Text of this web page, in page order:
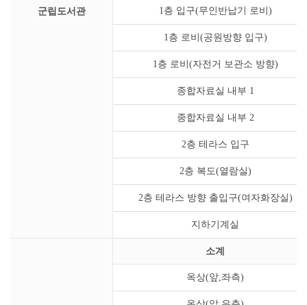
군립도서관 1층 입구(무인반납기 로비)
1층 로비(공원방향 입구)
1층 로비(자전거 보관소 방향)
종합자료실 내부 1
종합자료실 내부 2
2층 테라스 입구
2층 복도(열람실)
2층 테라스 방향 출입구(여자화장실)
지하기계실
소계
옥상(앞,좌측)